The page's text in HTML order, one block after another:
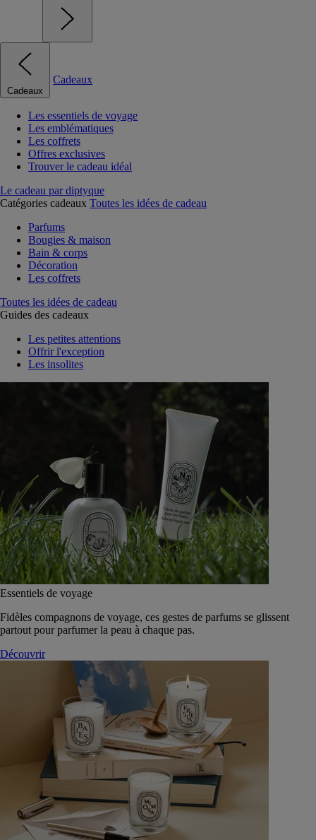
Cadeaux
Cadeaux
Les essentiels de voyage
Les emblématiques
Les coffrets
Offres exclusives
Trouver le cadeau idéal
Le cadeau par diptyque
Catégories cadeaux Toutes les idées de cadeau
Parfums
Bougies & maison
Bain & corps
Décoration
Les coffrets
Toutes les idées de cadeau
Guides des cadeaux
Les petites attentions
Offrir l'exception
Les insolites
Essentiels de voyage
Fidèles compagnons de voyage, ces gestes de parfums se glissent
partout pour parfumer la peau à chaque pas.
Découvrir